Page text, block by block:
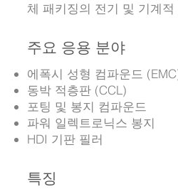
체 패키징의 전기 및 기계
주요 응용 분야
에폭시 성형 컴파운드
동박 적층판 (CCL)
포팅 및 봉지 컴파운드
파워 일렉트로닉스 봉지
HDI 기판 필러
특징